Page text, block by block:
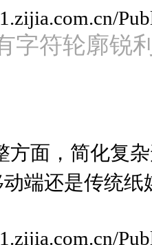
字符轮廓锐
方面，简化复
端还是传统纸